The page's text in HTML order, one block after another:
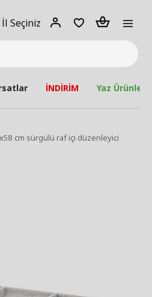
İl Seçiniz
Giriş
Adet
İNDİRİM Yaz Ürünleri
cm sürgülü raf içi düzenleyici